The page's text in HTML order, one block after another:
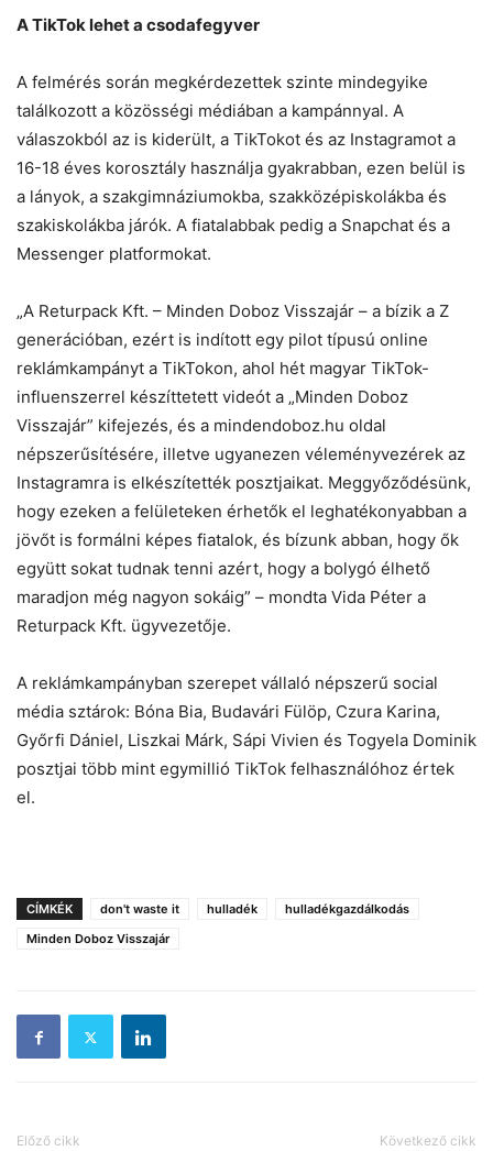
A TikTok lehet a csodafegyver
A felmérés során megkérdezettek szinte mindegyike
találkozott a közösségi médiában a kampánnyal. A
válaszokból az is kiderült, a TikTokot és az Instagramot a
16-18 éves korosztály használja gyakrabban, ezen belül is
a lányok, a szakgimnáziumokba, szakközépiskolákba és
szakiskolákba járók. A fiatalabbak pedig a Snapchat és a
Messenger platformokat.
„A Returpack Kft. – Minden Doboz Visszajár – a bízik a Z
generációban, ezért is indított egy pilot típusú online
reklámkampányt a TikTokon, ahol hét magyar TikTok-
influenszerrel készíttetett videót a „Minden Doboz
Visszajár” kifejezés, és a mindendoboz.hu oldal
népszerűsítésére, illetve ugyanezen véleményvezérek az
Instagramra is elkészítették posztjaikat. Meggyőződésünk,
hogy ezeken a felületeken érhetők el leghatékonyabban a
jövőt is formálni képes fiatalok, és bízunk abban, hogy ők
együtt sokat tudnak tenni azért, hogy a bolygó élhető
maradjon még nagyon sokáig” – mondta Vida Péter a
Returpack Kft. ügyvezetője.
A reklámkampányban szerepet vállaló népszerű social
média sztárok: Bóna Bia, Budavári Fülöp, Czura Karina,
Győrfi Dániel, Liszkai Márk, Sápi Vivien és Togyela Dominik
posztjai több mint egymillió TikTok felhasználóhoz értek
el.
CÍMKÉK don't waste it hulladék
hulladékgazdálkodás
Minden Doboz Visszajár
Előző cikk Következő cikk